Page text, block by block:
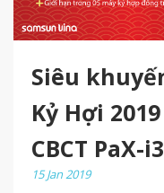
Siêu
Kỷ Hợi
CBCT PaX-
15 Jan 2019